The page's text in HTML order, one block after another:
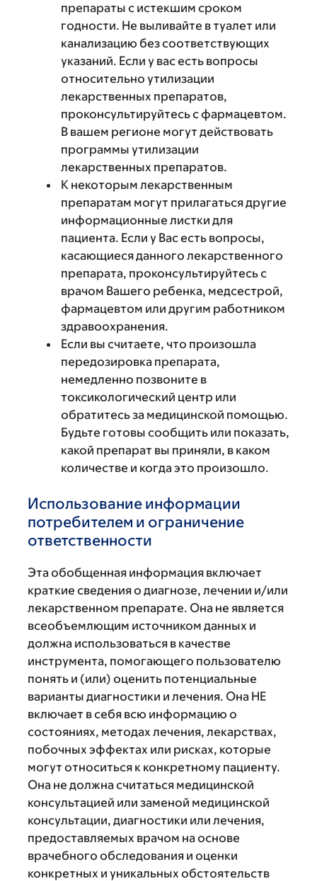
препараты с истекшим сроком
годности. Не выливайте в туалет или
канализацию без соответствующих
указаний. Если у вас есть вопросы
относительно утилизации
лекарственных препаратов,
проконсультируйтесь с фармацевтом.
В вашем регионе могут действовать
программы утилизации
лекарственных препаратов.
К некоторым лекарственным
препаратам могут прилагаться другие
информационные листки для
пациента. Если у Вас есть вопросы,
касающиеся данного лекарственного
препарата, проконсультируйтесь с
врачом Вашего ребенка, медсестрой,
фармацевтом или другим работником
здравоохранения.
Если вы считаете, что произошла
передозировка препарата,
немедленно позвоните в
токсикологический центр или
обратитесь за медицинской помощью.
Будьте готовы сообщить или показать,
какой препарат вы приняли, в каком
количестве и когда это произошло.
Использование информации
потребителем и ограничение
ответственности
Эта обобщенная информация включает
краткие сведения о диагнозе, лечении и/или
лекарственном препарате. Она не является
всеобъемлющим источником данных и
должна использоваться в качестве
инструмента, помогающего пользователю
понять и (или) оценить потенциальные
варианты диагностики и лечения. Она НЕ
включает в себя всю информацию о
состояниях, методах лечения, лекарствах,
побочных эффектах или рисках, которые
могут относиться к конкретному пациенту.
Она не должна считаться медицинской
консультацией или заменой медицинской
консультации, диагностики или лечения,
предоставляемых врачом на основе
врачебного обследования и оценки
конкретных и уникальных обстоятельств